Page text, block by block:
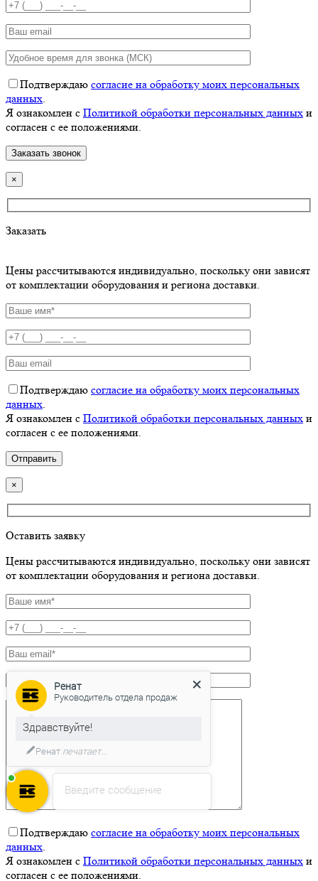
Подтверждаю согласие на обработку моих персональных
данных.
Я ознакомлен с Политикой обработки персональных данных и
согласен с ее положениями.
×
Заказать
Цены рассчитываются индивидуально, поскольку они зависят
от комплектации оборудования и региона доставки.
Подтверждаю согласие на обработку моих персональных
данных
Я ознакомлен с Политикой обработки персональных данных и
согласен с ее положениями.
×
Оставить заявку
Цены рассчитываются индивидуально, поскольку они зависят
от комплектации оборудования и региона доставки.
Подтверждаю согласие на обработку моих персональных
данных.
Я ознакомлен с Политикой обработки персональных данных и
согласен с ее положениями.
Введите сообщение
Ренат
Руководитель отдела продаж
Здравствуйте!
Ренатпечатает...